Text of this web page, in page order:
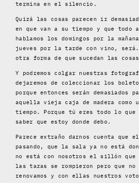
termina en el silencio.
Quizá las cosas parecen ir
en que van a su tiempo y que todo
hablamos los domingos por la
jueves por la tarde con vino, será.
otra forma de que sucedan las
Y podremos colgar nuestras
dejaremos de coleccionar los
porque entonces serán demasiados
aquella vieja caja de madera como
tiempo. Porque tú eres todo lo que
saber que estoy donde debo.
Parece extraño darnos cuenta que
pasando, que la sala ya no está
no está con nosotros el sillón que
las tazas se rompieron pero que no
renovamos y con ellas nuestros